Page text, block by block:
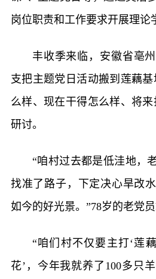
岗位职责和工作要求开展理论
丰收季来临，安徽省亳
支把主题党日活动搬到莲藕
么样、现在干得怎么样、将
研讨。
“咱村过去都是低洼地，
找准了路子，下定决心旱改
如今的好光景。”78岁的老党
“咱们村不仅要主打‘莲
花’，今年我就养了100多只